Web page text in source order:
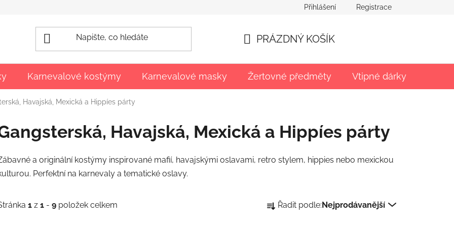
Přihlášení Registrace
KOŠÍK
PRÁZDNÝ KOŠÍK
Karnevalové kostýmy Karnevalové masky Žertovné předměty Vtipné dárky
Havajská, Mexická a Hippíes párty
Havajská, Mexická a Hippíes párty
a originální kostýmy inspirované mafií, havajskými oslavami, retro stylem, hippies nebo mexickou
Perfektní na karnevaly a tematické oslavy.
1 z 1 - 9 položek celkem
a Řadit podle:Nejprodávanější